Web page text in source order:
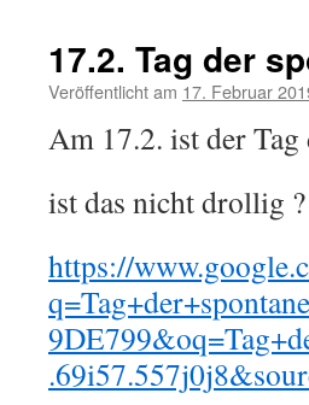
17.2. Tag der
Veröffentlicht am 17. Februar
Am 17.2. ist der
ist das nicht drollig ?
https://